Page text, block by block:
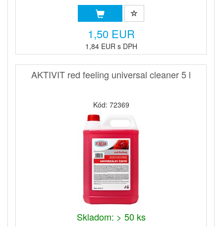
1,50 EUR
1,84 EUR s DPH
AKTIVIT red feeling universal cleaner 5 l
Kód: 72369
Skladom: > 50 ks